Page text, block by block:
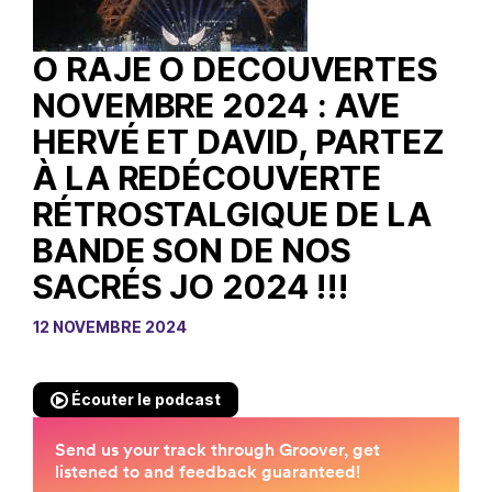
O RAJE O DECOUVERTES
NOVEMBRE 2024 : AVE
HERVÉ ET DAVID, PARTEZ
À LA REDÉCOUVERTE
RÉTROSTALGIQUE DE LA
BANDE SON DE NOS
SACRÉS JO 2024 !!!
12 NOVEMBRE 2024
Écouter le podcast